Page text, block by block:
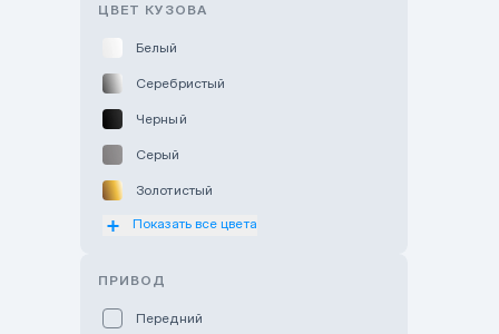
ЦВЕТ КУЗОВА
Белый
Серебристый
Черный
Серый
Золотистый
Оранжевый
Показать все цвета
ПРИВОД
Передний